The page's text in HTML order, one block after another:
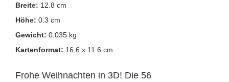
Breite: 12.8 cm
Höhe: 0.3 cm
Gewicht: 0.035 kg
Kartenformat: 16.6 x 11.6 cm
Frohe Weihnachten in 3D! Die 56